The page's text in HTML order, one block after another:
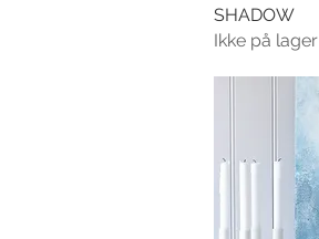
SHADOW
Ikke på lager